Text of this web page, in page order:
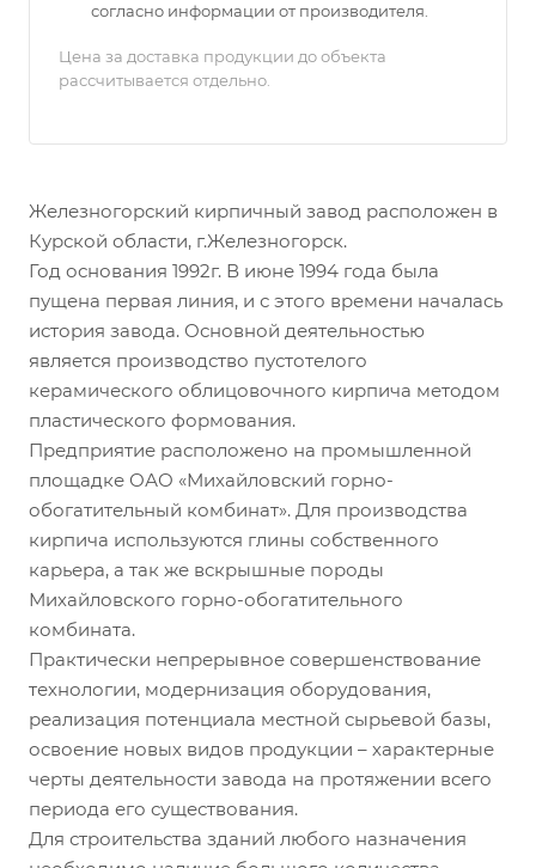
согласно информации от производителя.
Цена за доставка продукции до объекта
рассчитывается отдельно.
Железногорский кирпичный завод расположен в
Курской области, г.Железногорск.
Год основания 1992г. В июне 1994 года была
пущена первая линия, и с этого времени началась
история завода. Основной деятельностью
является производство пустотелого
керамического облицовочного кирпича методом
пластического формования.
Предприятие расположено на промышленной
площадке ОАО «Михайловский горно-
обогатительный комбинат». Для производства
кирпича используются глины собственного
карьера, а так же вскрышные породы
Михайловского горно-обогатительного
комбината.
Практически непрерывное совершенствование
технологии, модернизация оборудования,
реализация потенциала местной сырьевой базы,
освоение новых видов продукции – характерные
черты деятельности завода на протяжении всего
периода его существования.
Для строительства зданий любого назначения